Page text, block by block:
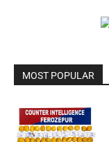
MOST POPULAR